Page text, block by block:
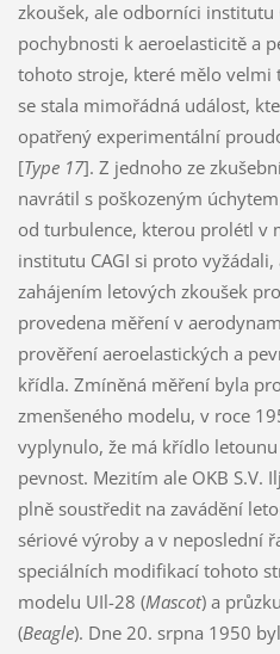
zkoušek, ale odborníci institutu
pochybnosti k aeroelasticitě a
tohoto stroje, které mělo
se stala mimořádná událost,
opatřený experimentální
[Type 17]. Z jednoho ze
navrátil s poškozeným
od turbulence, kterou prolétl v
institutu CAGI si proto
zahájením letových zkoušek
provedena měření v
prověření aeroelastických a
křídla. Zmíněná měření byla
zmenšeného modelu, v roce
vyplynulo, že má křídlo
pevnost. Mezitím ale OKB S.V.
plně soustředit na zavádění
sériové výroby a v neposlední
speciálních modifikací tohoto
modelu UIl-28 (Mascot) a
(Beagle). Dne 20. srpna 1950